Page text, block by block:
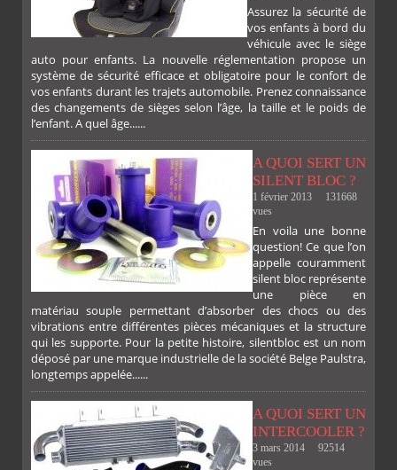
PLUS
Assurez la sécurité de
vos enfants à bord du
véhicule avec le siège
auto pour enfants. La nouvelle réglementation propose un
système de sécurité efficace et obligatoire pour le confort de
vos enfants durant les trajets automobile. Prenez connaissance
des changements de sièges selon l’âge, la taille et le poids de
l’enfant. A quel âge......
A QUOI SERT UN
SILENT BLOC ?
1 février 2013
131668
vues
En voila une bonne
question! Ce que l’on
appelle couramment
silent bloc représente
une pièce en
matériau souple permettant d’absorber des chocs ou des
vibrations entre différentes pièces mécaniques et la structure
qui les supporte. Pour la petite histoire, silentbloc est un nom
déposé par une marque industrielle de la société Belge Paulstra,
longtemps appelée......
A QUOI SERT UN
INTERCOOLER ?
3 mars 2014
92514
vues